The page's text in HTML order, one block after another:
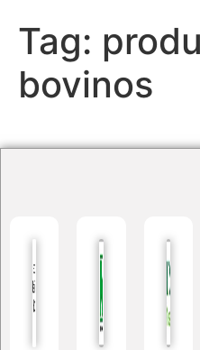
Tag:
bovinos